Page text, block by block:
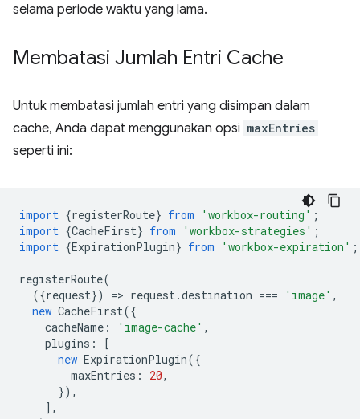
selama periode waktu yang lama.
Membatasi Jumlah Entri Cache
Untuk membatasi jumlah entri yang disimpan dalam
cache, Anda dapat menggunakan opsi maxEntries
seperti ini:
import {registerRoute} from 'workbox-routing' ;
import {CacheFirst} from 'workbox-strategies' ;
import {ExpirationPlugin} from 'workbox-expiration' ;
registerRoute(
({request}) => request.destination === 'image' ,
new CacheFirst({
cacheName : 'image-cache' ,
plugins :
[
new ExpirationPlugin({
maxEntries : 20,
}),
],